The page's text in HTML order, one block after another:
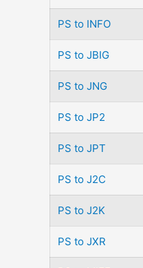
PS to INFO
PS to JBIG
PS to JNG
PS to JP2
PS to JPT
PS to J2C
PS to J2K
PS to JXR